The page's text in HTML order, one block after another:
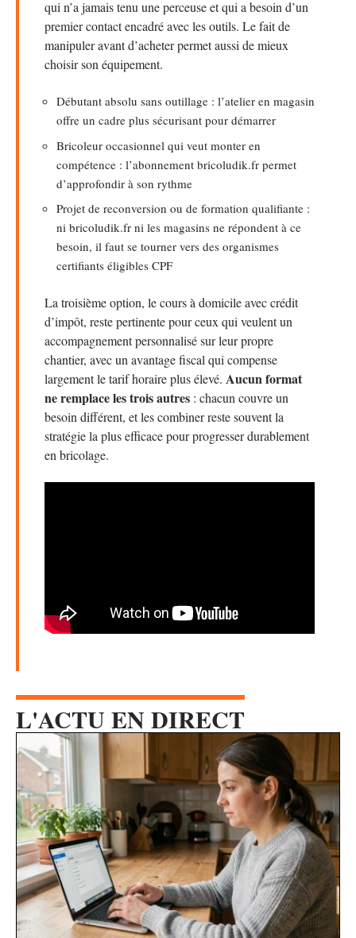
qui n’a jamais tenu une perceuse et qui a besoin d’un
premier contact encadré avec les outils. Le fait de
manipuler avant d’acheter permet aussi de mieux
choisir son équipement.
Débutant absolu sans outillage : l’atelier en magasin
offre un cadre plus sécurisant pour démarrer
Bricoleur occasionnel qui veut monter en
compétence : l’abonnement bricoludik.fr permet
d’approfondir à son rythme
Projet de reconversion ou de formation qualifiante :
ni bricoludik.fr ni les magasins ne répondent à ce
besoin, il faut se tourner vers des organismes
certifiants éligibles CPF
La troisième option, le cours à domicile avec crédit
d’impôt, reste pertinente pour ceux qui veulent un
accompagnement personnalisé sur leur propre
chantier, avec un avantage fiscal qui compense
largement le tarif horaire plus élevé. Aucun format
ne remplace les trois autres : chacun couvre un
besoin différent, et les combiner reste souvent la
stratégie la plus efficace pour progresser durablement
en bricolage.
L'ACTU EN DIRECT